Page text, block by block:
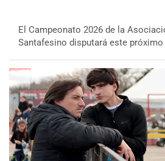
El Campeonato 2026 de la
Santafesino disputará este